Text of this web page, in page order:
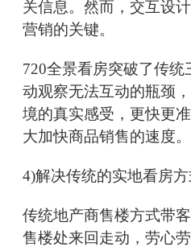
关信息。然而，交互设
营销的关键。
720全景看房突破了传
动观察无法互动的瓶颈
境的真实感受，更快更
大加快商品销售的速度。
4)解决传统的实地看房
传统地产商售楼方式带
售楼处来回走动，劳心